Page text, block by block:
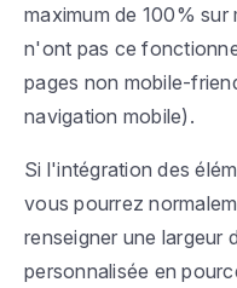
maximum de 100%
n'ont pas ce
pages non mobile-
navigation mobile).
Si l'intégration des
vous pourrez
renseigner une largeur
personnalisée en